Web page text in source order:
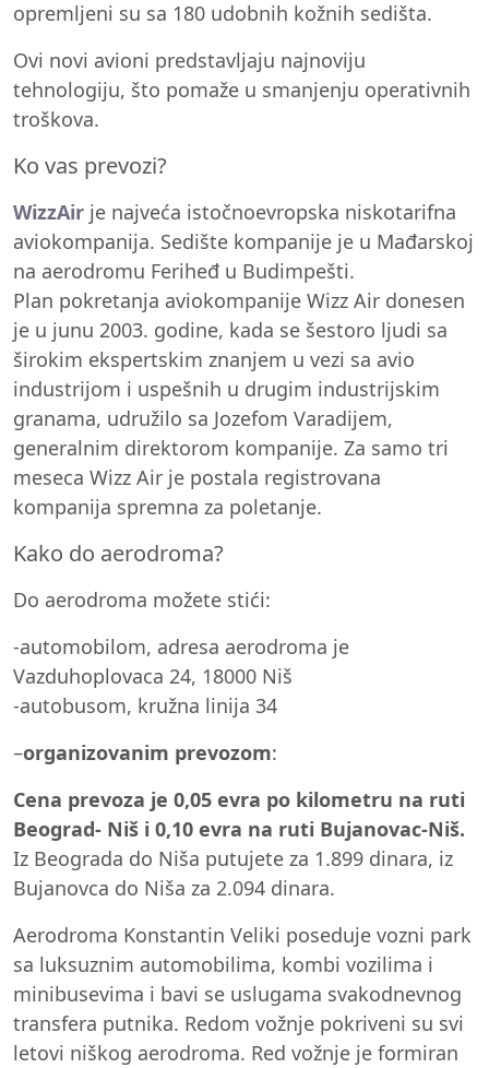
opremljeni su sa 180 udobnih kožnih sedišta.
Ovi novi avioni predstavljaju najnoviju
tehnologiju, što pomaže u smanjenju operativnih
troškova.
Ko vas prevozi?
WizzAir je najveća istočnoevropska niskotarifna
aviokompanija. Sedište kompanije je u Mađarskoj
na aerodromu Feriheđ u Budimpešti.
Plan pokretanja aviokompanije Wizz Air donesen
je u junu 2003. godine, kada se šestoro ljudi sa
širokim ekspertskim znanjem u vezi sa avio
industrijom i uspešnih u drugim industrijskim
granama, udružilo sa Jozefom Varadijem,
generalnim direktorom kompanije. Za samo tri
meseca Wizz Air je postala registrovana
kompanija spremna za poletanje.
Kako do aerodroma?
Do aerodroma možete stići:
-automobilom, adresa aerodroma je
Vazduhoplovaca 24, 18000 Niš
-autobusom, kružna linija 34
–organizovanim prevozom:
Cena prevoza je 0,05 evra po kilometru na ruti
Beograd- Niš i 0,10 evra na ruti Bujanovac-Niš.
Iz Beograda do Niša putujete za 1.899 dinara, iz
Bujanovca do Niša za 2.094 dinara.
Aerodroma Konstantin Veliki poseduje vozni park
sa luksuznim automobilima, kombi vozilima i
minibusevima i bavi se uslugama svakodnevnog
transfera putnika. Redom vožnje pokriveni su svi
letovi niškog aerodroma. Red vožnje je formiran